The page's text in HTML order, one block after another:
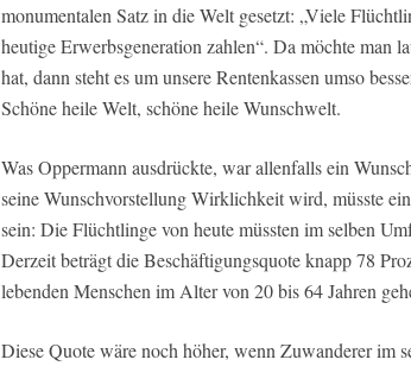
monumentalen Satz in die Welt gesetzt: „Viele
heutige Erwerbsgeneration zahlen“. Da möchte man
hat, dann steht es um unsere Rentenkassen umso
Schöne heile Welt, schöne heile Wunschwelt.
Was Oppermann ausdrückte, war allenfalls ein
seine Wunschvorstellung Wirklichkeit wird, müsste
sein: Die Flüchtlinge von heute müssten im selben
Derzeit beträgt die Beschäftigungsquote knapp 78
lebenden Menschen im Alter von 20 bis 64 Jahren
Diese Quote wäre noch höher, wenn Zuwanderer im